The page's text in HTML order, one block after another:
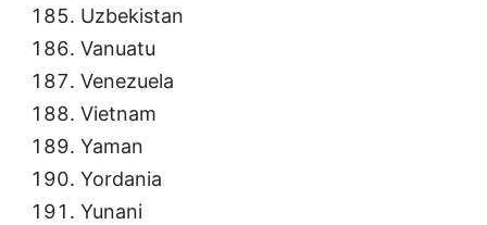
Uzbekistan
Vanuatu
Venezuela
Vietnam
Yaman
Yordania
Yunani